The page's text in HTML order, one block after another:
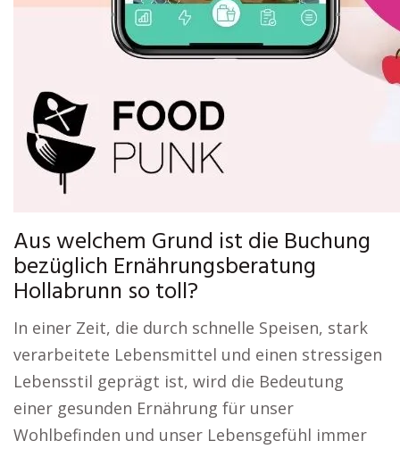
Aus welchem Grund ist die Buchung
bezüglich Ernährungsberatung
Hollabrunn so toll?
In einer Zeit, die durch schnelle Speisen, stark
verarbeitete Lebensmittel und einen stressigen
Lebensstil geprägt ist, wird die Bedeutung
einer gesunden Ernährung für unser
Wohlbefinden und unser Lebensgefühl immer